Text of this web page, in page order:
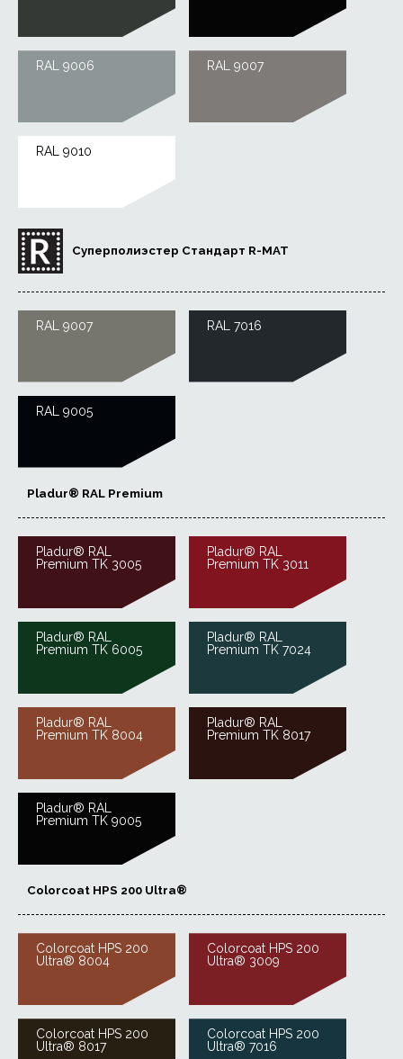
RAL 9006 RAL 9007
RAL 9010
Суперполиэстер Стандарт R-MAT
RAL 9007 RAL 7016
RAL 9005
Pladur® RAL Premium
Pladur® RAL
Premium TK 3005
Pladur® RAL
Premium TK 3011
Pladur® RAL
Premium TK 6005
Pladur® RAL
Premium TK 7024
Pladur® RAL
Premium TK 8004
Pladur® RAL
Premium TK 8017
Pladur® RAL
Premium TK 9005
Colorcoat HPS 200 Ultra®
Colorcoat HPS 200
Ultra® 8004
Colorcoat HPS 200
Ultra® 3009
Colorcoat HPS 200
Ultra® 8017
Colorcoat HPS 200
Ultra® 7016